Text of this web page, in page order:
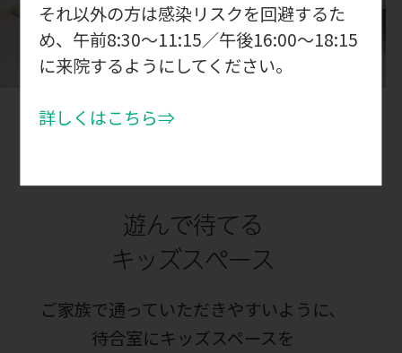
それ以外の方は感染リスクを回避するた
め、 午前8:30～11:15／午後16:00～18:15
に来院するようにしてください。
詳しくはこちら⇒
04
遊んで待てる
キッズスペース
ご家族で通っていただきやすいように、
待合室にキッズスペースを